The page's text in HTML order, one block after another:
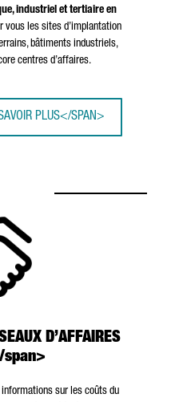
industriel et tertiaire en
vous les sites d’implantation
bâtiments industriels,
centres d’affaires.
PLUS</SPAN>
D’AFFAIRES
span>
sur les coûts du